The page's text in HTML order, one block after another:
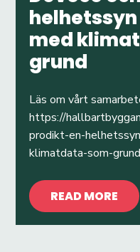
med
grund
Läs om vårt
https://
prodikt-en-
klimatdata-som-
READ MORE